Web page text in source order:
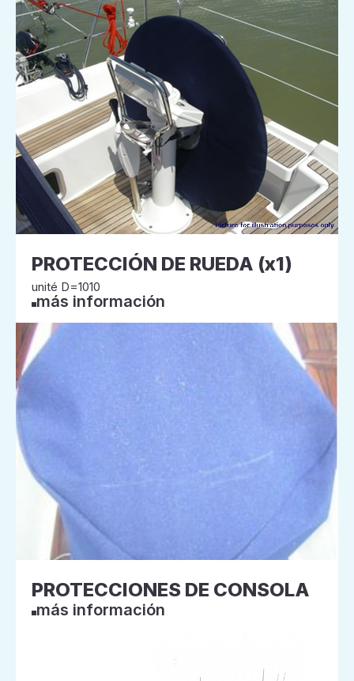
PROTECCIÓN DE RUEDA (x1)
unité D=1010
más información
PROTECCIONES DE CONSOLA
más información